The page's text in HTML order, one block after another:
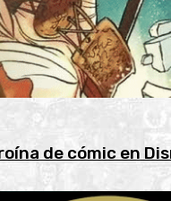
de cómic en